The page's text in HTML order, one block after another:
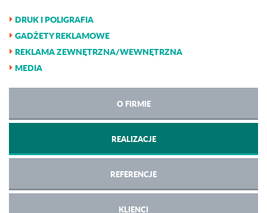
DRUK I POLIGRAFIA
GADŻETY REKLAMOWE
REKLAMA ZEWNĘTRZNA/WEWNĘTRZNA
MEDIA
O FIRMIE
REALIZACJE
REFERENCJE
KLIENCI